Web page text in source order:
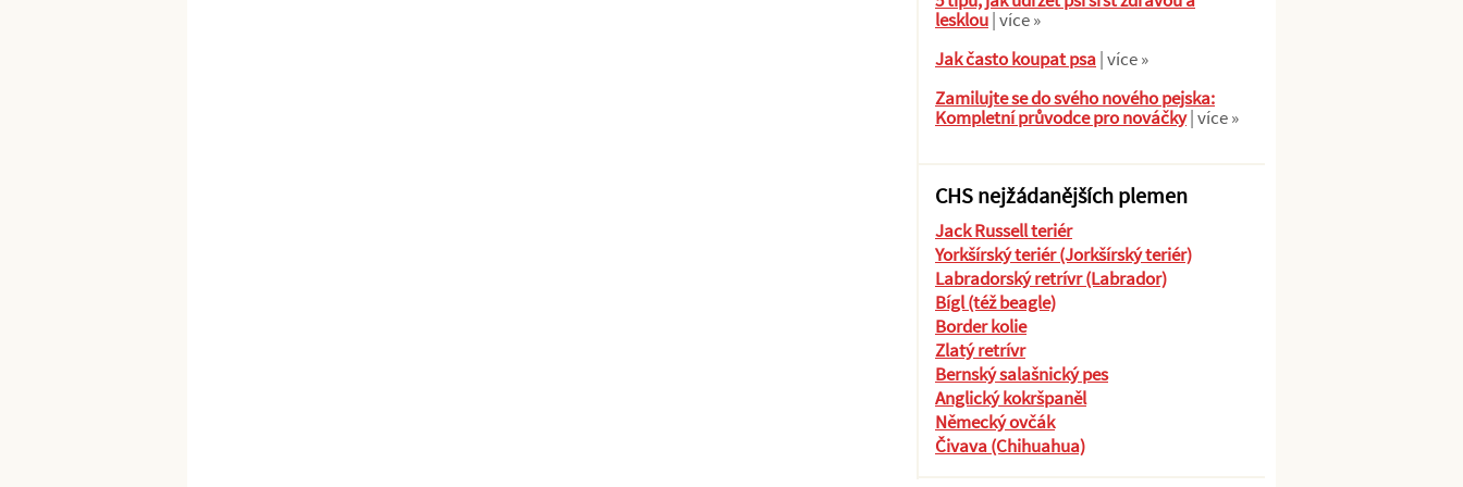
lesklou| více »
Jak často koupat psa| více »
Zamilujte se do svého nového pejska:
Kompletní průvodce pro nováčky| více »
CHS nejžádanějších plemen
Jack Russell teriér
Yorkšírský teriér (Jorkšírský teriér)
Labradorský retrívr (Labrador)
Bígl (též beagle)
Border kolie
Zlatý retrívr
Bernský salašnický pes
Anglický kokršpaněl
Německý ovčák
Čivava (Chihuahua)